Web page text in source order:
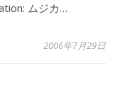
ムジカ…
2006年7月29日